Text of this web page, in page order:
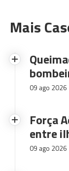
Mais
09 ago 2026
Força
entre
09 ago 2026